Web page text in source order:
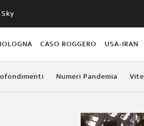
CASO ROGGERO USA-IRAN
Numeri Pandemia Vite